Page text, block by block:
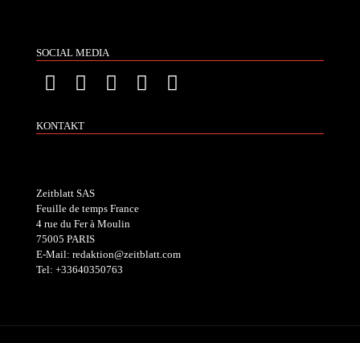
SOCIAL MEDIA
KONTAKT
Zeitblatt SAS
Feuille de temps France
4 rue du Fer à Moulin
75005 PARIS
E-Mail: redaktion@zeitblatt.com
Tel: +33640350763